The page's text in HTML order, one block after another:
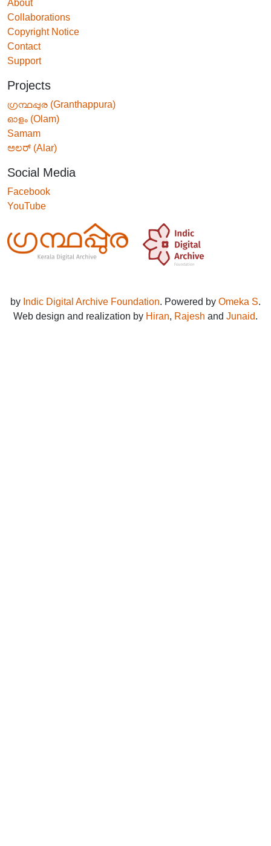
About
Collaborations
Copyright Notice
Contact
Support
Projects
ഗ്രന്ഥപ്പുര (Granthappura)
ഓളം (Olam)
Samam
ಅಲರ್ (Alar)
Social Media
Facebook
YouTube
by Indic Digital Archive Foundation. Powered by Omeka S.
Web design and realization by Hiran, Rajesh and Junaid.